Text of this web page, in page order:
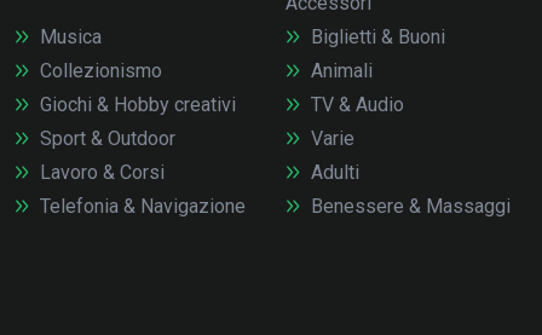
Musica
Collezionismo
Giochi & Hobby creativi
Sport & Outdoor
Lavoro & Corsi
Telefonia & Navigazione
Biglietti & Buoni
Animali
TV & Audio
Varie
Adulti
Benessere & Massaggi